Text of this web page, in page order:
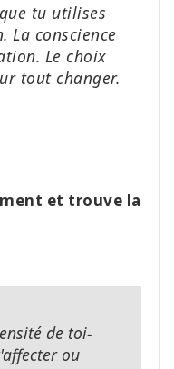
tu utilises
La conscience
Le choix
tout changer.
et trouve la
de toi-
ou